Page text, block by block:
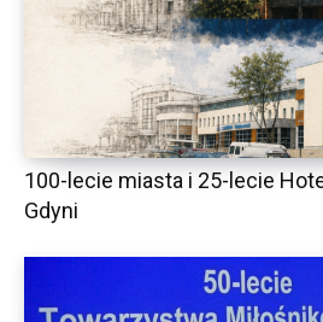
100-lecie miasta i 25-lecie
Gdyni